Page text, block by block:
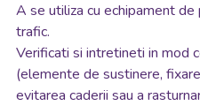
A se utiliza cu echipament
trafic.
Verificati si intretineti in mod
(elemente de sustinere,
evitarea caderii sau a